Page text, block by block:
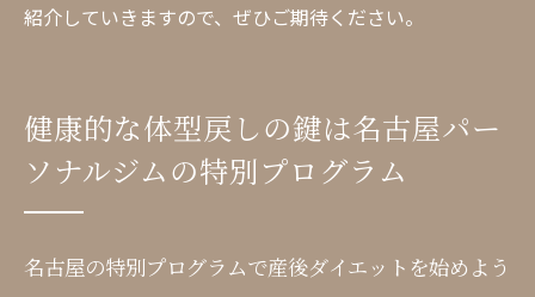
産後ダイエットで名古屋での新たな自分を
ジム活用法
名古屋のジムで産後ダイエットを効果的に
産後ダイエットをサポートする名古屋の活
紹介していきますので、ぜひご期待ください。
健康的な体型戻しの鍵は名古屋パー
ソナルジムの特別プログラム
名古屋の特別プログラムで産後ダイエットを始めよう